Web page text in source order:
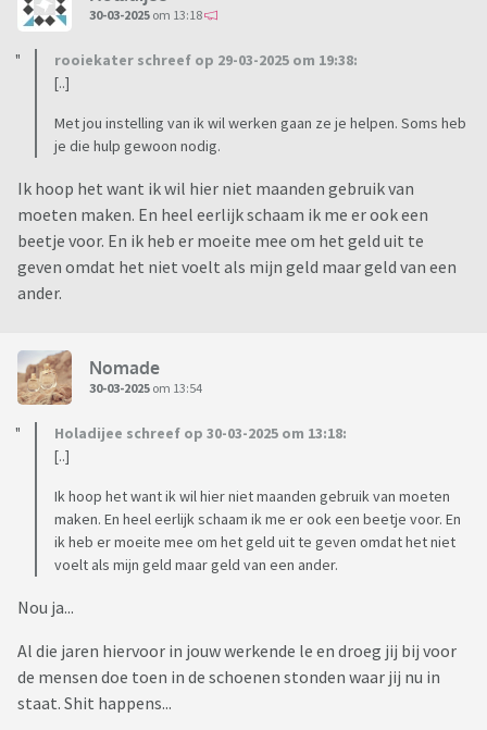
30-03-2025 om 13:18
rooiekater schreef op 29-03-2025 om 19:38:
[..]
Met jou instelling van ik wil werken gaan ze je helpen. Soms heb
je die hulp gewoon nodig.
Ik hoop het want ik wil hier niet maanden gebruik van
moeten maken. En heel eerlijk schaam ik me er ook een
beetje voor. En ik heb er moeite mee om het geld uit te
geven omdat het niet voelt als mijn geld maar geld van een
ander.
Nomade
30-03-2025 om 13:54
Holadijee schreef op 30-03-2025 om 13:18:
[..]
Ik hoop het want ik wil hier niet maanden gebruik van moeten
maken. En heel eerlijk schaam ik me er ook een beetje voor. En
ik heb er moeite mee om het geld uit te geven omdat het niet
voelt als mijn geld maar geld van een ander.
Nou ja...
Al die jaren hiervoor in jouw werkende le en droeg jij bij voor
de mensen doe toen in de schoenen stonden waar jij nu in
staat. Shit happens...